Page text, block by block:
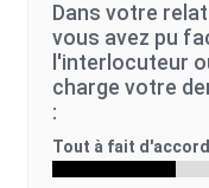
Dans votre
vous avez pu
l'interlocuteur
charge votre
:
Tout à fait d'accord